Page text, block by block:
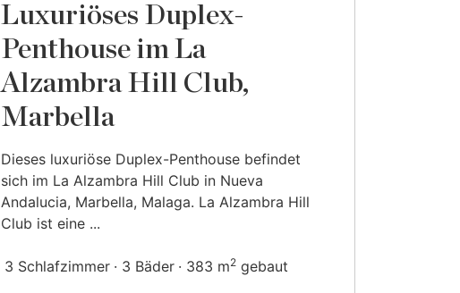
Luxuriöses Duplex-
Penthouse im La
Alzambra Hill Club,
Marbella
Dieses luxuriöse Duplex-Penthouse befindet
sich im La Alzambra Hill Club in Nueva
Andalucia, Marbella, Malaga. La Alzambra Hill
Club ist eine ...
3 Schlafzimmer 3 Bäder 383 m2 gebaut